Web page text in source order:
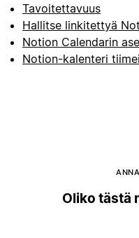
Tavoitettavuus
Hallitse linkitettyä
Notion Calendarin
Notion-kalenteri
Oliko tästä